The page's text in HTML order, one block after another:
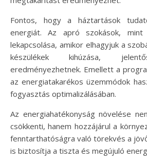
Fontos, hogy a háztartások
energiát. Az apró szokások,
lekapcsolása, amikor elhagyjuk a
készülékek kihúzása,
eredményezhetnek. Emellett a
az energiatakarékos üzemmódok
fogyasztás optimalizálásában.
Az energiahatékonyság növelése
csökkenti, hanem hozzájárul a
fenntarthatóságra való törekvés a
is biztosítja a tiszta és megújuló